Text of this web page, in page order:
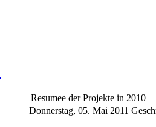
Resumee der Projekte in 2010
Donnerstag, 05. Mai 2011